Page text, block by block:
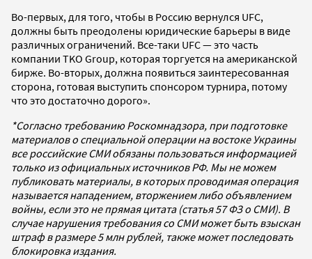
Во-первых, для того, чтобы в Россию вернулся UFC,
должны быть преодолены юридические барьеры в виде
различных ограничений. Все-таки UFC — это часть
компании TKO Group, которая торгуется на американской
бирже. Во-вторых, должна появиться заинтересованная
сторона, готовая выступить спонсором турнира, потому
что это достаточно дорого».
*Согласно требованию Роскомнадзора, при подготовке
материалов о специальной операции на востоке Украины
все российские СМИ обязаны пользоваться информацией
только из официальных источников РФ. Мы не можем
публиковать материалы, в которых проводимая операция
называется нападением, вторжением либо объявлением
войны, если это не прямая цитата (статья 57 ФЗ о СМИ). В
случае нарушения требования со СМИ может быть взыскан
штраф в размере 5 млн рублей, также может последовать
блокировка издания.